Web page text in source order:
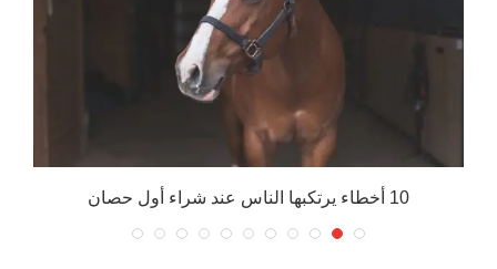
10 أخطاء يرتكبها الناس عند شراء أول حصان